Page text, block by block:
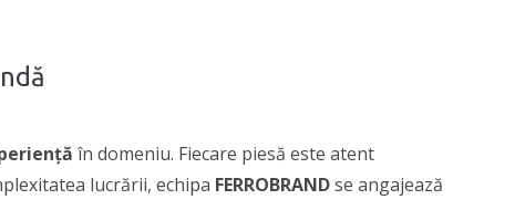
în domeniu. Fiecare piesă este atent
lucrării, echipa FERROBRANDse angajează